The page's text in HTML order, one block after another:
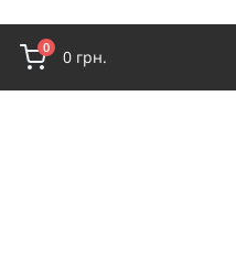
0 0 грн.